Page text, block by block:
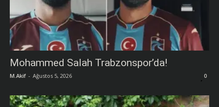
Mohammed Salah Trabzonspor’da!
M.Akif - Ağustos 5, 2026 0